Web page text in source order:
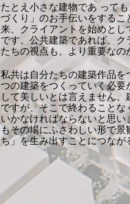
たとえ小さな建物であ って
づくり」のお手伝いをする
来、クライアントを始めと
です。公共建築であれば、
たちの視点も、より重要なの
私共は自分たちの建築作品
つの建築をつくっていく必
して美しいとは言えません
ですが、そこで終わること
いかなければならないと思
もその場にふさわしい形で
ち」を生み出すことにつなが